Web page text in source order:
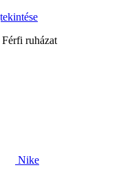
Férfi ruházat
Nike